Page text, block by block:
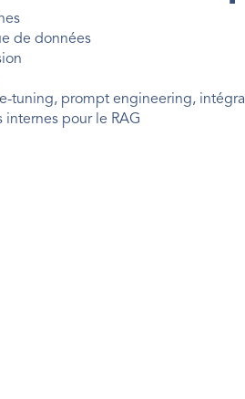
de données
tuning, prompt engineering,
pour le RAG